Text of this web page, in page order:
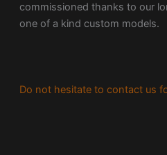
commissioned thanks to our
one of a kind custom models.
Do not hesitate to contact us